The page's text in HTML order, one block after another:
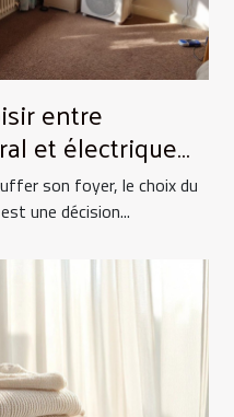
entre
et électrique
son foyer, le choix du
une décision...